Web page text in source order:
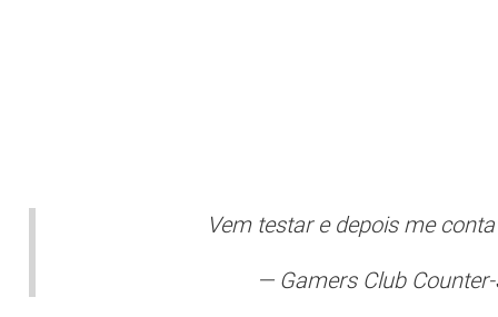
Vem testar e depois me
— Gamers Club